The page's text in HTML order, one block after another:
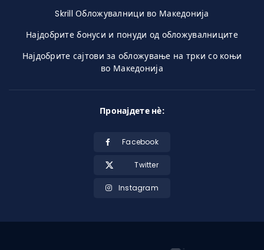
Skrill Обложувалници во Македонија
Најдобрите бонуси и понуди од обложувалниците
Најдобрите сајтови за обложување на трки со коњи
во Македонија
Пронајдете нѐ:
Facebook
Twitter
Instagram